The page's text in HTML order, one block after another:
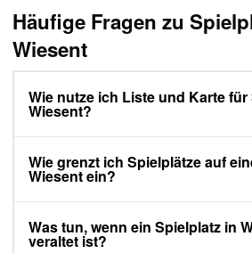
Häufige Fragen zu
Wiesent
Wie nutze ich Liste und Karte für
Wiesent?
Wie grenzt ich Spielplätze auf
Wiesent ein?
Was tun, wenn ein Spielplatz in
veraltet ist?